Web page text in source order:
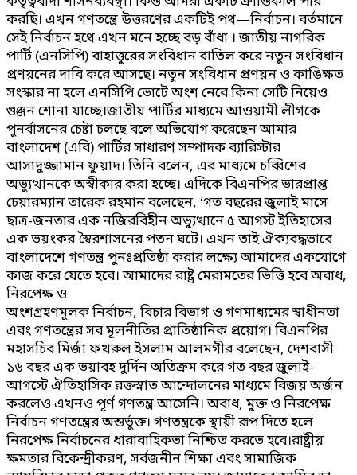
করছি। এখন গণতন্ত্রে উত্তরণের একটিই পথ—নির্বাচন। বর্তমানে
সেই নির্বাচন হথে এখন মনে হচ্ছে বড় বাঁধা । জাতীয় নাগরিক
পার্টি (এনসিপি) বাহাত্তুরের সংবিধান বাতিল করে নতুন সংবিধান
প্রণয়নের দাবি করে আসছে। নতুন সংবিধান প্রণয়ন ও কাঙিক্ষত
সংস্কার না হলে এনসিপি ভোটে অংশ নেবে কিনা সেটি নিয়েও
গুঞ্জন শোনা যাচ্ছে।জাতীয় পার্টির মাধ্যমে আওয়ামী লীগকে
পুনর্বাসনের চেষ্টা চলছে বলে অভিযোগ করেছেন আমার
বাংলাদেশ (এবি) পার্টির সাধারণ সম্পাদক ব্যারিস্টার
আসাদুজ্জামান ফুয়াদ। তিনি বলেন, এর মাধ্যমে চব্বিশের
অভ্যুত্থানকে অস্বীকার করা হচ্ছে। এদিকে বিএনপির ভারপ্রাপ্ত
চেয়ারম্যান তারেক রহমান বলেছেন, ‘গত বছরের জুলাই মাসে
ছাত্র-জনতার এক নজিরবিহীন অভ্যুত্থানে ৫ আগস্ট ইতিহাসের
এক ভয়ংকর স্বৈরশাসনের পতন ঘটে। এখন তাই ঐক্যবদ্ধভাবে
বাংলাদেশে গণতন্ত্র পুনঃপ্রতিষ্ঠা করার লক্ষ্যে আমাদের একযোগে
কাজ করে যেতে হবে। আমাদের রাষ্ট্র মেরামতের ভিত্তি হবে অবাধ,
নিরপেক্ষ ও
অংশগ্রহণমূলক নির্বাচন, বিচার বিভাগ ও গণমাধ্যমের স্বাধীনতা
এবং গণতন্ত্রের সব মূলনীতির প্রাতিষ্ঠানিক প্রয়োগ। বিএনপির
মহাসচিব মির্জা ফখরুল ইসলাম আলমগীর বলেছেন, দেশবাসী
১৬ বছর এক ভয়াবহ দুর্দিন অতিক্রম করে গত বছর জুলাই-
আগস্টে ঐতিহাসিক রক্তস্নাত আন্দোলনের মাধ্যমে বিজয় অর্জন
করলেও এখনও পূর্ণ গণতন্ত্র আসেনি। অবাধ, মুক্ত ও নিরপেক্ষ
নির্বাচন গণতন্ত্রের অন্তর্ভুক্ত। গণতন্ত্রকে স্থায়ী রূপ দিতে হলে
নিরপেক্ষ নির্বাচনের ধারাবাহিকতা নিশ্চিত করতে হবে।রাষ্ট্রীয়
ক্ষমতার বিকেন্দ্রীকরণ, সর্বজনীন শিক্ষা এবং সামাজিক